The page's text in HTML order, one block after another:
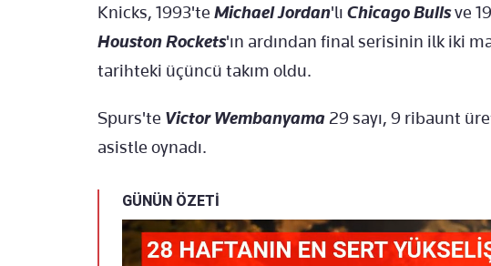
Knicks, 1993'te Michael Jordan'lı Chicago Bullsve
Houston Rockets'ın ardından final serisinin ilk iki
tarihteki üçüncü takım oldu.
Spurs'te Victor Wembanyama 29 sayı, 9 ribaunt
asistle oynadı.
GÜNÜN ÖZETİ